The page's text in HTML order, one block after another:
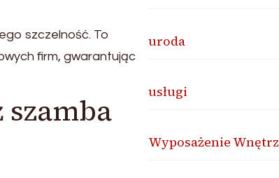
szczelność. To
firm, gwarantując
szamba
uroda
usługi
Wyposażenie Wnętrz